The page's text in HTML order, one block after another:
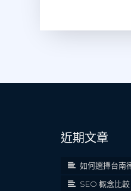
近期文章
如何選擇台南
SEO 概念比